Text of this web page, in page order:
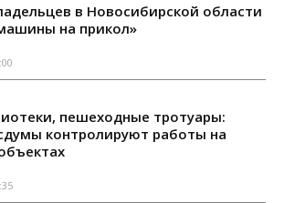
в Новосибирской области
на прикол»
пешеходные тротуары:
контролируют работы на